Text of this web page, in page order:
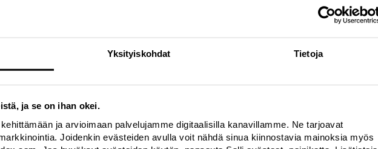
Yksityiskohdat Tietoja
ja se on ihan okei.
ja arvioimaan palvelujamme digitaalisilla kanavillamme. Ne tarjoavat
Joidenkin evästeiden avulla voit nähdä sinua kiinnostavia mainoksia myös
Lindex halusi kansainvälisenä naistenpäivänä korostaa WaterAidin tekemää tärkeää
sen työtä puhtaan veden saannin, sanitaation ja hygienian parantamiseksi
maissa.
Executive